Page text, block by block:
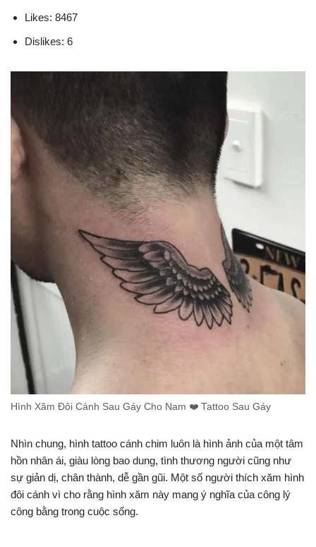
Likes: 8467
Dislikes: 6
Hình Xăm Đôi Cánh Sau Gáy Cho Nam ❤️ Tattoo Sau Gáy
Nhìn chung, hình tattoo cánh chim luôn là hình ảnh của một tâm
hồn nhân ái, giàu lòng bao dung, tình thương người cũng như
sự giản dị, chân thành, dễ gần gũi. Một số người thích xăm hình
đôi cánh vì cho rằng hình xăm này mang ý nghĩa của công lý
công bằng trong cuộc sống.